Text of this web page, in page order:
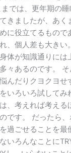
では、更年期の
きましたが、あく
に役立てるもので
、個人差も大きい
体が知識通りには
々あるのです。
んだりクヨクヨせ
いろいろ試してみ
、考えれば考える
です。 だったら
過ごせることを最
いろんなことに